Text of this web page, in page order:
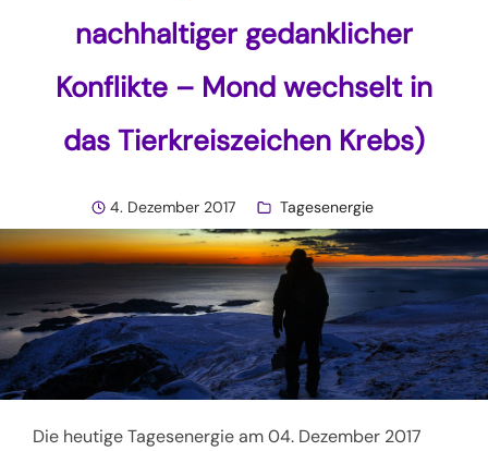
nachhaltiger gedanklicher
Konflikte – Mond wechselt in
das Tierkreiszeichen Krebs)
4. Dezember 2017 Tagesenergie
Die heutige Tagesenergie am 04. Dezember 2017